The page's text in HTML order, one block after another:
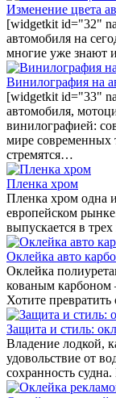
Изменение цвета
[widgetkit id="32"
автомобиля на
многие уже знают
Винилография на
[widgetkit id="33"
автомобиля,
винилографией:
мире современных
стремятся…
Пленка хром
Пленка хром одна
европейском
выпускается в
Оклейка авто
Оклейка
кованым
Хотите
Защита и стиль:
Владение лодкой,
удовольствие от
сохранность